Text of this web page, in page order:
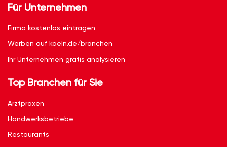
Für Unternehmen
Firma kostenlos eintragen
Werben auf koeln.de/branchen
Ihr Unternehmen gratis analysieren
Top Branchen für Sie
Arztpraxen
Handwerksbetriebe
Restaurants